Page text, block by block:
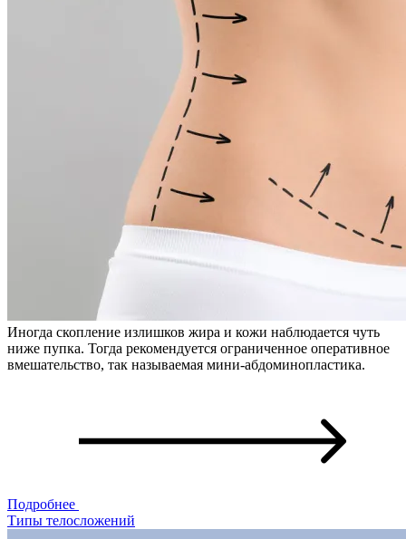
Иногда скопление излишков жира и кожи наблюдается чуть
ниже пупка. Тогда рекомендуется ограниченное оперативное
вмешательство, так называемая мини-абдоминопластика.
Подробнее
Типы телосложений